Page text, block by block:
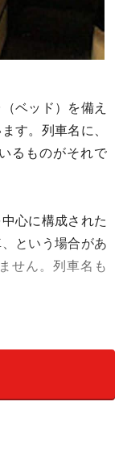
ベッド）を備え
す。列車名に、
るものがそれで
心に構成された
という場合があ
せん。列車名も
はその種類をみ